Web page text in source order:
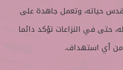
حياته، وتعمل جاهدة على
حتى في النزاعات تؤكد دائما
من أي استهداف.